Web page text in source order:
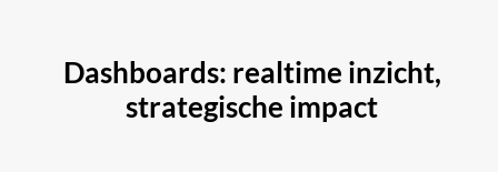
Dashboards: realtime inzicht,
strategische impact